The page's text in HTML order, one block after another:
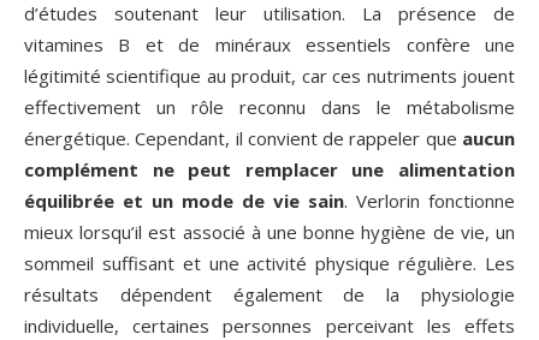
d’études soutenant leur utilisation. La présence de
vitamines B et de minéraux essentiels confère une
légitimité scientifique au produit, car ces nutriments jouent
effectivement un rôle reconnu dans le métabolisme
énergétique. Cependant, il convient de rappeler que aucun
complément ne peut remplacer une alimentation
équilibrée et un mode de vie sain. Verlorin fonctionne
mieux lorsqu’il est associé à une bonne hygiène de vie, un
sommeil suffisant et une activité physique régulière. Les
résultats dépendent également de la physiologie
individuelle, certaines personnes perceivant les effets